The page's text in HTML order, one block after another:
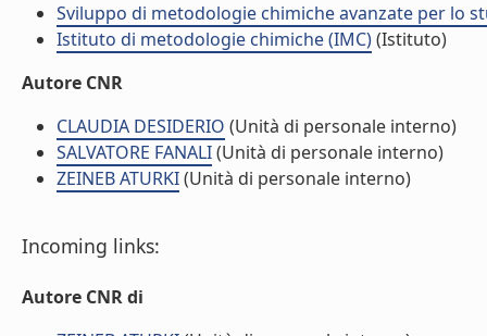
Sviluppo di metodologie chimiche avanzate per lo
Istituto di metodologie chimiche (IMC)(Istituto)
Autore CNR
CLAUDIA DESIDERIO (Unità di personale interno)
SALVATORE FANALI(Unità di personale interno)
ZEINEB ATURKI(Unità di personale interno)
Incoming links:
Autore CNR di